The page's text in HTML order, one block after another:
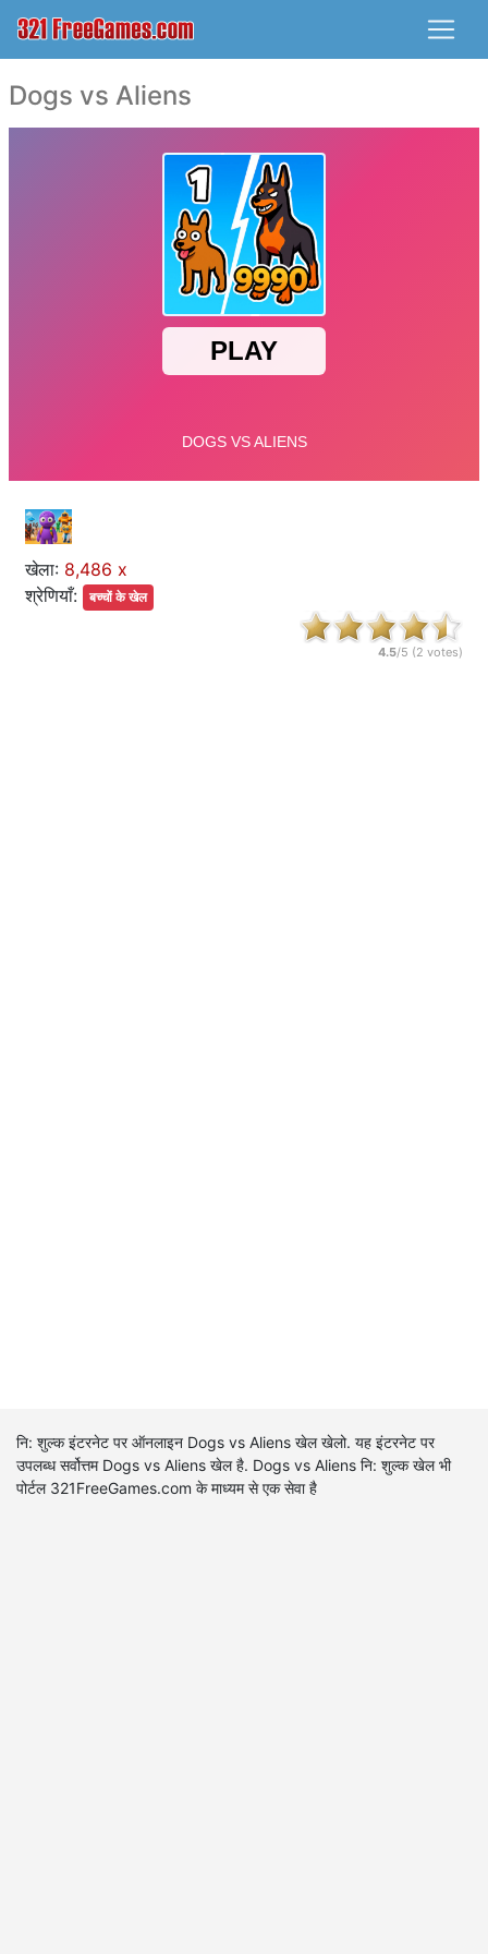
Dogs vs Aliens
खेला: 8,486 x
श्रेणियाँ:
बच्चों के खेल
4.5/5 (2 votes)
नि: शुल्क इंटरनेट पर ऑनलाइन Dogs vs Aliens खेल खेलो. यह इंटरनेट पर
उपलब्ध सर्वोत्तम Dogs vs Aliens खेल है. Dogs vs Aliens नि: शुल्क खेल भी
पोर्टल 321FreeGames.com के माध्यम से एक सेवा है